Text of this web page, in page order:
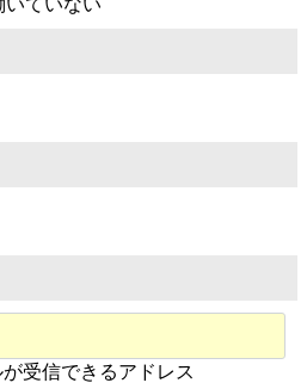
いていない
受信できるアドレス